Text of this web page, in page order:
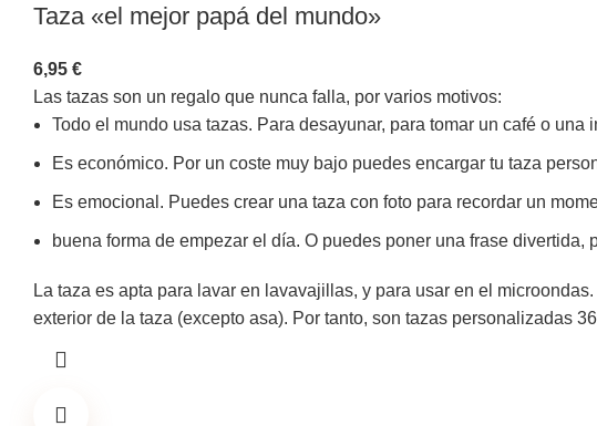
Taza «el mejor papá del mundo»
6,95 €
Las tazas son un regalo que nunca falla, por varios motivos:
Todo el mundo usa tazas. Para desayunar, para tomar un café o una
Es económico. Por un coste muy bajo puedes encargar tu taza
Es emocional. Puedes crear una taza con foto para recordar un
buena forma de empezar el día. O puedes poner una frase divertida,
La taza es apta para lavar en lavavajillas, y para usar en el
exterior de la taza (excepto asa). Por tanto, son tazas personalizadas